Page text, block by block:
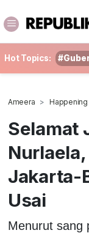
Hot Topics:
Ameera Happening
Selamat
Jakarta-
Usai
Menurut sang